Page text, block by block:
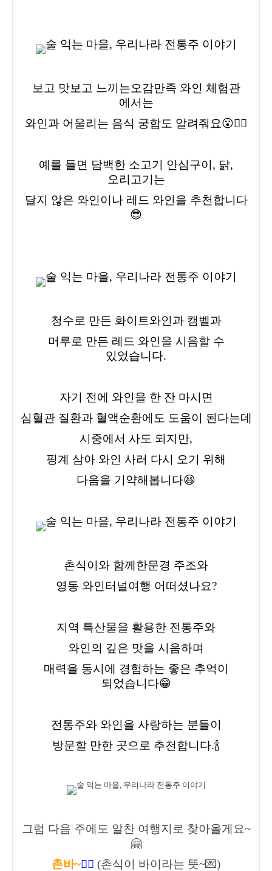
보고 맛보고 느끼는오감만족 와인 체험관
에서는
와인과 어울리는 음식 궁합도 알려줘요😮👍🏻
예를 들면 담백한 소고기 안심구이, 닭,
오리고기는
달지 않은 와인이나 레드 와인을 추천합니다
😎
청수로 만든 화이트와인과 캠벨과
머루로 만든 레드 와인을 시음할 수
있었습니다.
자기 전에 와인을 한 잔 마시면
심혈관 질환과 혈액순환에도 도움이 된다는데
시중에서 사도 되지만,
핑계 삼아 와인 사러 다시 오기 위해
다음을 기약해봅니다😆
촌식이와 함께한문경 주조와
영동 와인터널여행 어떠셨나요?
지역 특산물을 활용한 전통주와
와인의 깊은 맛을 시음하며
매력을 동시에 경험하는 좋은 추억이
되었습니다😁
전통주와 와인을 사랑하는 분들이
방문할 만한 곳으로 추천합니다.🍾
그럼 다음 주에도 알찬 여행지로 찾아올게요~
🤗
촌바~🖐🏻 (촌식이 바이라는 뜻~💌)